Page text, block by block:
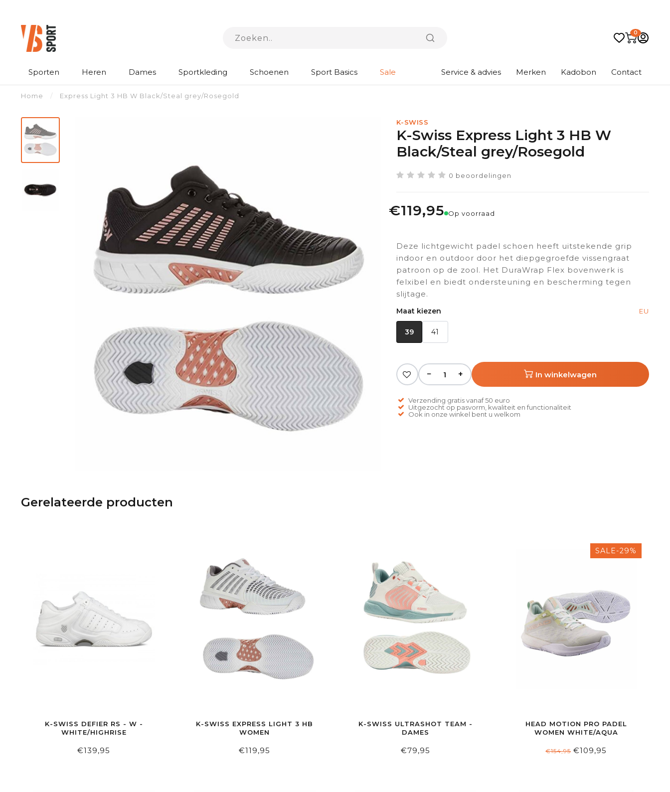
0
Sporten Heren Dames Sportkleding Schoenen Sport Basics Sale Service & advies Merken Kadobon Contact
Home / Express Light 3 HB W Black/Steal grey/Rosegold
K-SWISS
K-Swiss Express Light 3 HB W
Black/Steal grey/Rosegold
0 beoordelingen
€119,95 Op voorraad
Deze lichtgewicht padel schoen heeft uitstekende grip
indoor en outdoor door het diepgegroefde vissengraat
patroon op de zool. Het DuraWrap Flex bovenwerk is
felxibel en biedt ondersteuning en bescherming tegen
slijtage.
Maat kiezen EU
39 41
− + In winkelwagen
Verzending gratis vanaf 50 euro
Uitgezocht op pasvorm, kwaliteit en functionaliteit
Ook in onze winkel bent u welkom
Gerelateerde producten
K-SWISS DEFIER RS - W -
WHITE/HIGHRISE
€139,95
K-SWISS EXPRESS LIGHT 3 HB
WOMEN
€119,95
K-SWISS ULTRASHOT TEAM -
DAMES
€79,95
SALE-29%
HEAD MOTION PRO PADEL
WOMEN WHITE/AQUA
€154,95€109,95